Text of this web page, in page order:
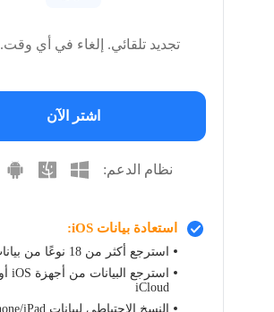
تجديد تلقائي. إلغاء في أي وقت.
اشتر الآن
نظام الدعم:
استعادة بيانات iOS:
استرجع أكثر من 18 نوعًا من بيانات iOS
iCloud